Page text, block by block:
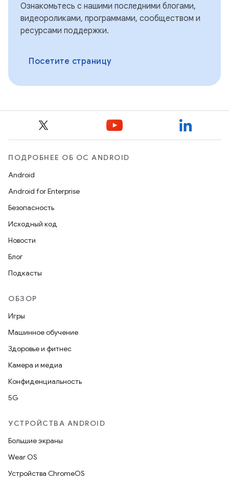
Ознакомьтесь с нашими последними блогами,
видеороликами, программами, сообществом и
ресурсами поддержки.
Посетите страницу
ПОДРОБНЕЕ ОБ ОС ANDROID
Android
Android for Enterprise
Безопасность
Исходный код
Новости
Блог
Подкасты
ОБЗОР
Игры
Машинное обучение
Здоровье и фитнес
Камера и медиа
Конфиденциальность
5G
УСТРОЙСТВА ANDROID
Большие экраны
Wear OS
Устройства ChromeOS